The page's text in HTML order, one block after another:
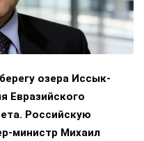
озера Иссык-
Евразийского
Российскую
министр Михаил